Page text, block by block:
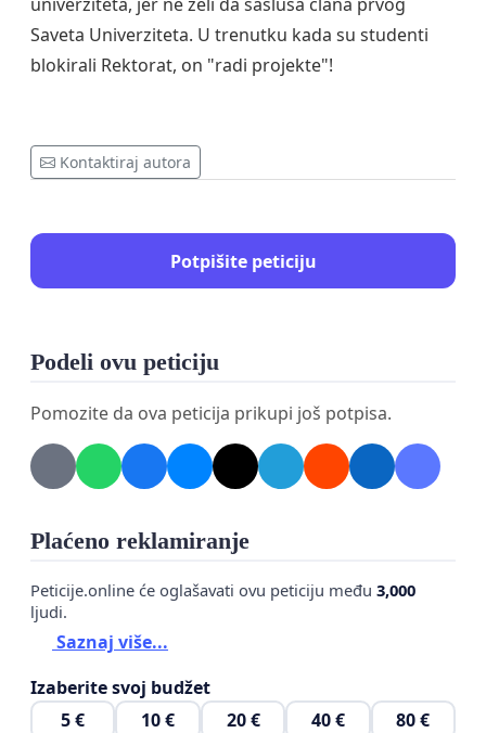
Saveta Univerziteta. U trenutku kada su studenti
blokirali Rektorat, on "radi projekte"!
Kontaktiraj autora
Potpišite peticiju
Podeli ovu peticiju
Pomozite da ova peticija prikupi još potpisa.
Plaćeno reklamiranje
Peticije.online će oglašavati ovu peticiju među 3,000
ljudi.
Saznaj više...
Izaberite svoj budžet
5 €
10 € 20 € 40 € 80 €